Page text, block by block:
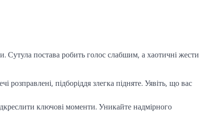
Сутула постава робить голос слабшим, а хаотичні жести
розправлені, підборіддя злегка підняте. Уявіть, що вас
ключові моменти. Уникайте надмірного